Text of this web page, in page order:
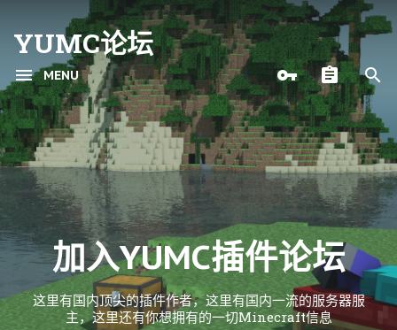
YUMC论坛
MENU
加入YUMC插件论坛
这里有国内顶尖的插件作者，这里有国内一流的服务器服
主，这里还有你想拥有的一切Minecraft信息